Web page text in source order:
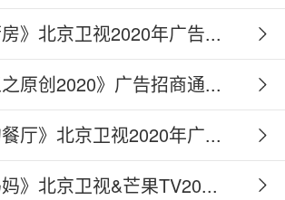
房》北京卫视2020年广告...
之原创2020》广告招商通...
餐厅》北京卫视2020年广...
妈》北京卫视&芒果TV20...